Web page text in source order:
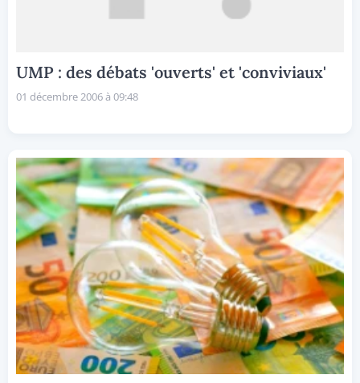
UMP : des débats 'ouverts' et 'conviviaux'
01 décembre 2006 à 09:48